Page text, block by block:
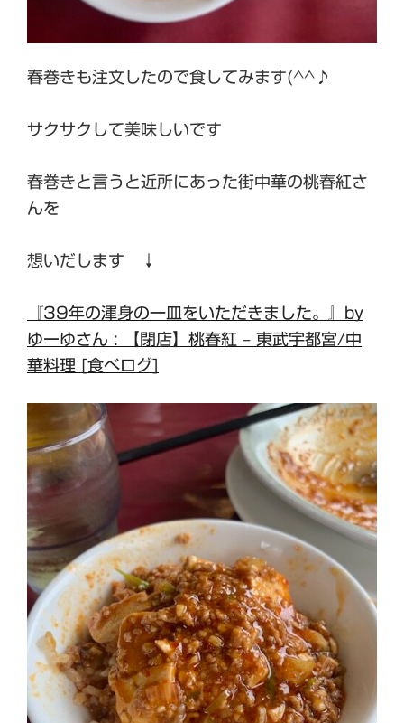
春巻きも注文したので食してみます(^^♪
サクサクして美味しいです
春巻きと言うと近所にあった街中華の桃春紅さ
んを
想いだします ↓
『39年の渾身の一皿をいただきました。』by
ゆーゆさん : 【閉店】桃春紅 – 東武宇都宮/中
華料理 [食べログ]